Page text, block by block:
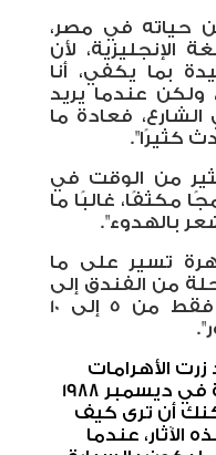
حياته في مصر،
الإنجليزية، لأن
بما يكفي، أنا
عندما يريد
فعادة ما
كثيرًا".
من الوقت في
مكثفًا، غالبًا ما
بالهدوء".
تسير على ما
من الفندق إلى
ملعب التدريب قصيرة، فقط من 5 إلى 10
الأهرامات
أيضًا، كنت هناك لأول مرة في ديسمبر 1988
أن ترى كيف
الآثار، عندما